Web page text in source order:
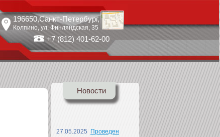
196650,Санкт-Петербург,
Колпино, ул. Финляндская, 35
+7 (812) 401-62-00
Новости
27.05.2025 Проведен